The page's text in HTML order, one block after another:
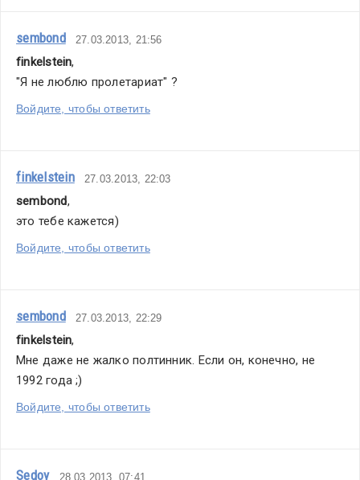
sembond 27.03.2013, 21:56
finkelstein,
"Я не люблю пролетариат" ?
Войдите, чтобы ответить
finkelstein 27.03.2013, 22:03
sembond,
это тебе кажется)
Войдите, чтобы ответить
sembond 27.03.2013, 22:29
finkelstein,
Мне даже не жалко полтинник. Если он, конечно, не
1992 года ;)
Войдите, чтобы ответить
Sedoy 28.03.2013, 07:41